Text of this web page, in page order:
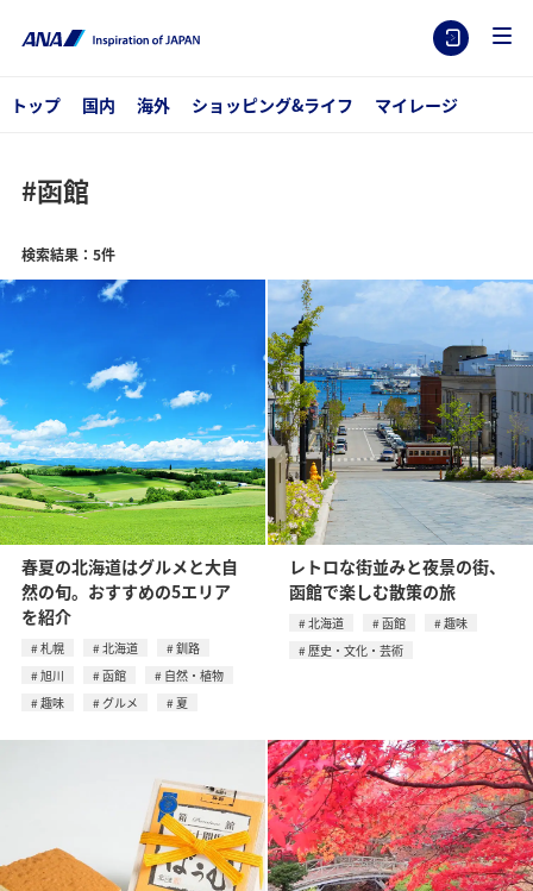
トップ 国内 海外 ショッピング&ライフ マイレージ
#函館
検索結果：5件
春夏の北海道はグルメと大自
然の旬。おすすめの5エリア
を紹介
札幌 北海道
釧路
旭川
函館
自然・植物
趣味
グルメ 夏
レトロな街並みと夜景の街、
函館で楽しむ散策の旅
北海道 函館
趣味
歴史・文化・芸術